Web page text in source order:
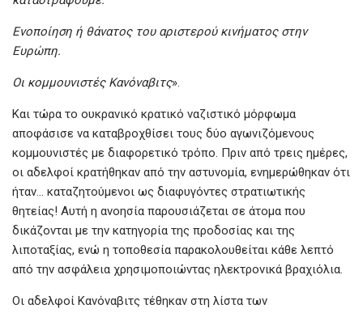
Ενοποίηση ή θάνατος του αριστερού κινήματος στην
Ευρώπη.
Οι κομμουνιστές Κανόναβιτς».
Και τώρα το ουκρανικό κρατικό ναζιστικό μόρφωμα
αποφάσισε να καταβροχθίσει τους δύο αγωνιζόμενους
κομμουνιστές με διαφορετικό τρόπο. Πριν από τρεις ημέρες,
οι αδελφοί κρατήθηκαν από την αστυνομία, ενημερώθηκαν ότι
ήταν… καταζητούμενοι ως διαφυγόντες στρατιωτικής
θητείας! Αυτή η ανοησία παρουσιάζεται σε άτομα που
δικάζονται με την κατηγορία της προδοσίας και της
λιποταξίας, ενώ η τοποθεσία παρακολουθείται κάθε λεπτό
από την ασφάλεια χρησιμοποιώντας ηλεκτρονικά βραχιόλια.
Οι αδελφοί Κανόναβιτς τέθηκαν στη λίστα των